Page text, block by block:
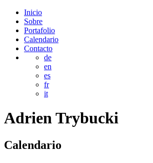
Inicio
Sobre
Portafolio
Calendario
Contacto
de
en
es
fr
it
AdrienTrybucki
Calendario